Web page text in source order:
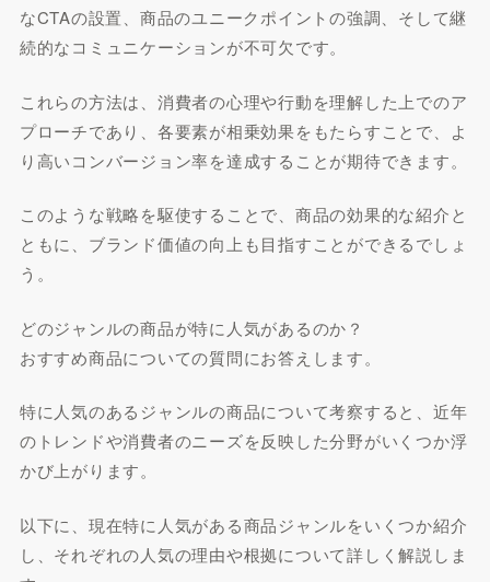
なCTAの設置、商品のユニークポイントの強調、そして継
続的なコミュニケーションが不可欠です。
これらの方法は、消費者の心理や行動を理解した上でのア
プローチであり、各要素が相乗効果をもたらすことで、よ
り高いコンバージョン率を達成することが期待できます。
このような戦略を駆使することで、商品の効果的な紹介と
ともに、ブランド価値の向上も目指すことができるでしょ
う。
どのジャンルの商品が特に人気があるのか？
おすすめ商品についての質問にお答えします。
特に人気のあるジャンルの商品について考察すると、近年
のトレンドや消費者のニーズを反映した分野がいくつか浮
かび上がります。
以下に、現在特に人気がある商品ジャンルをいくつか紹介
し、それぞれの人気の理由や根拠について詳しく解説しま